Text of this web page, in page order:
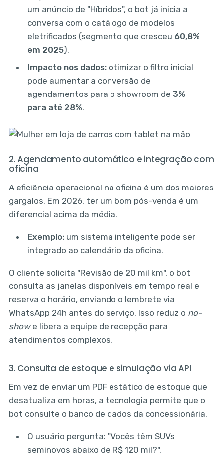
um anúncio de "Híbridos", o bot já inicia a
conversa com o catálogo de modelos
eletrificados (segmento que cresceu 60,8%
em 2025).
Impacto nos dados: otimizar o filtro inicial
pode aumentar a conversão de
agendamentos para o showroom de 3%
para até 28%.
2. Agendamento automático e integração com
oficina
A eficiência operacional na oficina é um dos maiores
gargalos. Em 2026, ter um bom pós-venda é um
diferencial acima da média.
Exemplo: um sistema inteligente pode ser
integrado ao calendário da oficina.
O cliente solicita "Revisão de 20 mil km", o bot
consulta as janelas disponíveis em tempo real e
reserva o horário, enviando o lembrete via
WhatsApp 24h antes do serviço. Isso reduz o no-
showe libera a equipe de recepção para
atendimentos complexos.
3. Consulta de estoque e simulação via API
Em vez de enviar um PDF estático de estoque que
desatualiza em horas, a tecnologia permite que o
bot consulte o banco de dados da concessionária.
O usuário pergunta: "Vocês têm SUVs
seminovos abaixo de R$ 120 mil?".